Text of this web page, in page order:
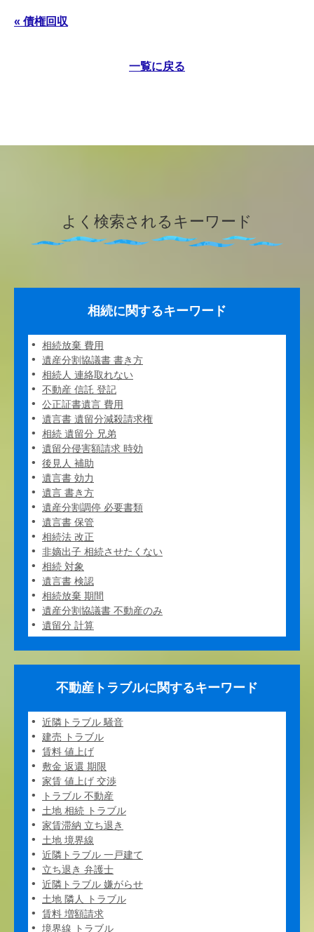
« 債権回収
一覧に戻る
よく検索されるキーワード
相続に関するキーワード
相続放棄 費用
遺産分割協議書 書き方
相続人 連絡取れない
不動産 信託 登記
公正証書遺言 費用
遺言書 遺留分減殺請求権
相続 遺留分 兄弟
遺留分侵害額請求 時効
後見人 補助
遺言書 効力
遺言 書き方
遺産分割調停 必要書類
遺言書 保管
相続法 改正
非嫡出子 相続させたくない
相続 対象
遺言書 検認
相続放棄 期間
遺産分割協議書 不動産のみ
遺留分 計算
不動産トラブルに関するキーワード
近隣トラブル 騒音
建売 トラブル
賃料 値上げ
敷金 返還 期限
家賃 値上げ 交渉
トラブル 不動産
土地 相続 トラブル
家賃滞納 立ち退き
土地 境界線
近隣トラブル 一戸建て
立ち退き 弁護士
近隣トラブル 嫌がらせ
土地 隣人 トラブル
賃料 増額請求
境界線 トラブル